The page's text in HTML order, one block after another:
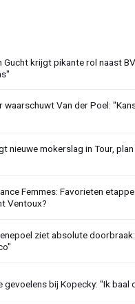
Gucht krijgt pikante rol naast
waarschuwt Van der Poel:
nieuwe mokerslag in Tour, plan
Femmes: Favorieten
Ventoux?
ziet absolute
gevoelens bij Kopecky: "Ik baal